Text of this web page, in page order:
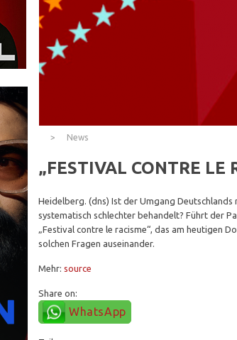
News
„FESTIVAL CONTRE LE
Heidelberg. (dns) Ist der Umgang
systematisch schlechter behandelt? Führt der
„Festival contre le racisme“, das am heutigen
solchen Fragen auseinander.
Mehr:source
Share on:
WhatsApp